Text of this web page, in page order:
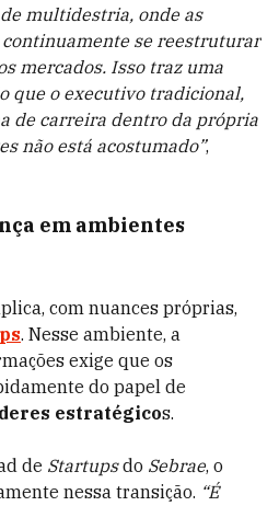
multidestria, onde as
se reestruturar
mercados. Isso traz uma
que o executivo tradicional,
de carreira dentro da própria
não está acostumado”,
em ambientes
com nuances próprias,
. Nesse ambiente, a
exige que os
do papel de
estratégicos.
de Startupsdo Sebrae, o
nessa transição. “É